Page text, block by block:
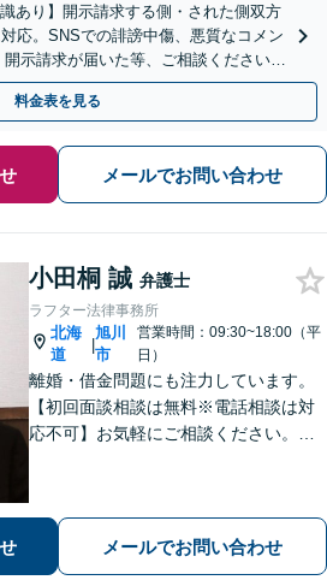
あり】開示請求する側・された側双方
応。SNSでの誹謗中傷、悪質なコメン
開示請求が届いた等、ご相談ください
】【千葉中央駅4分】
料金表を見る
メールでお問い合わせ
小田桐 誠 弁護士
ラフター法律事務所
北海
道
|
旭川
市
営業時間：09:30~18:00（平
日）
離婚・借金問題にも注力しています。
【初回面談相談は無料※電話相談は対
応不可】お気軽にご相談ください。解
メールでお問い合わせ